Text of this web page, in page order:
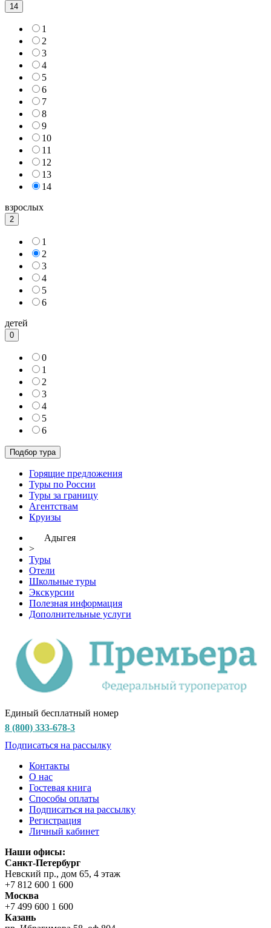
14
1
2
3
4
5
6
7
8
9
10
11
12
13
14
взрослых
2
1
2
3
4
5
6
детей
0
0
1
2
3
4
5
6
Горящие предложения
Туры по России
Туры за границу
Агентствам
Круизы
Адыгея
>
Туры
Отели
Школьные туры
Экскурсии
Полезная информация
Дополнительные услуги
Единый бесплатный номер
8 (800) 333-678-3
Подписаться на рассылку
Контакты
О нас
Гостевая книга
Способы оплаты
Подписаться на рассылку
Регистрация
Личный кабинет
Наши офисы:
Санкт-Петербург
Невский пр., дом 65, 4 этаж
+7 812 600 1 600
Москва
+7 499 600 1 600
Казань